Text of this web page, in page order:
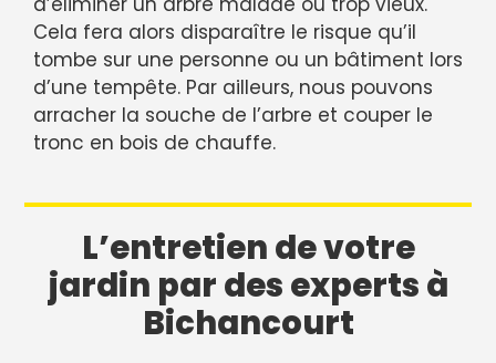
Cela fera alors disparaître le risque qu’il
tombe sur une personne ou un bâtiment lors
d’une tempête. Par ailleurs, nous pouvons
arracher la souche de l’arbre et couper le
tronc en bois de chauffe.
L’entretien de votre
jardin par des experts à
Bichancourt